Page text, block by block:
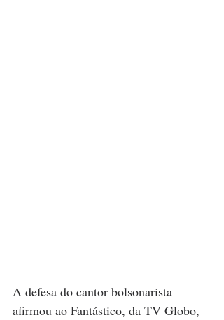
A defesa do cantor bolsonarista
afirmou ao Fantástico, da TV Globo,